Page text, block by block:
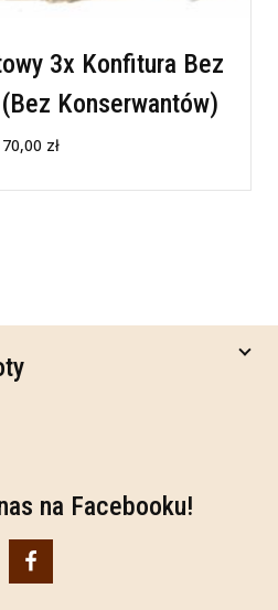
3x Konfitura Bez
Konserwantów)
70,00 zł
na Facebooku!